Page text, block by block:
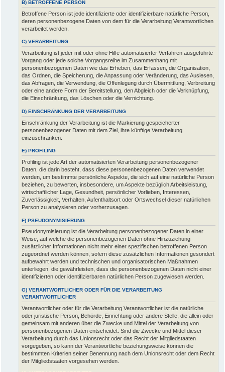
B) BETROFFENE PERSON
Betroffene Person ist jede identifizierte oder identifizierbare natürliche Person,
deren personenbezogene Daten von dem für die Verarbeitung Verantwortlichen
verarbeitet werden.
C) VERARBEITUNG
Verarbeitung ist jeder mit oder ohne Hilfe automatisierter Verfahren ausgeführte
Vorgang oder jede solche Vorgangsreihe im Zusammenhang mit
personenbezogenen Daten wie das Erheben, das Erfassen, die Organisation,
das Ordnen, die Speicherung, die Anpassung oder Veränderung, das Auslesen,
das Abfragen, die Verwendung, die Offenlegung durch Übermittlung, Verbreitung
oder eine andere Form der Bereitstellung, den Abgleich oder die Verknüpfung,
die Einschränkung, das Löschen oder die Vernichtung.
D) EINSCHRÄNKUNG DER VERARBEITUNG
Einschränkung der Verarbeitung ist die Markierung gespeicherter
personenbezogener Daten mit dem Ziel, ihre künftige Verarbeitung
einzuschränken.
E) PROFILING
Profiling ist jede Art der automatisierten Verarbeitung personenbezogener
Daten, die darin besteht, dass diese personenbezogenen Daten verwendet
werden, um bestimmte persönliche Aspekte, die sich auf eine natürliche Person
beziehen, zu bewerten, insbesondere, um Aspekte bezüglich Arbeitsleistung,
wirtschaftlicher Lage, Gesundheit, persönlicher Vorlieben, Interessen,
Zuverlässigkeit, Verhalten, Aufenthaltsort oder Ortswechsel dieser natürlichen
Person zu analysieren oder vorherzusagen.
F) PSEUDONYMISIERUNG
Pseudonymisierung ist die Verarbeitung personenbezogener Daten in einer
Weise, auf welche die personenbezogenen Daten ohne Hinzuziehung
zusätzlicher Informationen nicht mehr einer spezifischen betroffenen Person
zugeordnet werden können, sofern diese zusätzlichen Informationen gesondert
aufbewahrt werden und technischen und organisatorischen Maßnahmen
unterliegen, die gewährleisten, dass die personenbezogenen Daten nicht einer
identifizierten oder identifizierbaren natürlichen Person zugewiesen werden.
G) VERANTWORTLICHER ODER FÜR DIE VERARBEITUNG
VERANTWORTLICHER
Verantwortlicher oder für die Verarbeitung Verantwortlicher ist die natürliche
oder juristische Person, Behörde, Einrichtung oder andere Stelle, die allein oder
gemeinsam mit anderen über die Zwecke und Mittel der Verarbeitung von
personenbezogenen Daten entscheidet. Sind die Zwecke und Mittel dieser
Verarbeitung durch das Unionsrecht oder das Recht der Mitgliedstaaten
vorgegeben, so kann der Verantwortliche beziehungsweise können die
bestimmten Kriterien seiner Benennung nach dem Unionsrecht oder dem Recht
der Mitgliedstaaten vorgesehen werden.